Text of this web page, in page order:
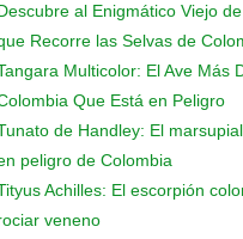
al Enigmático Viejo
Recorre las Selvas de
Multicolor: El Ave Más
Que Está en Peligro
de Handley: El
peligro de Colombia
Achilles: El escorpión
veneno